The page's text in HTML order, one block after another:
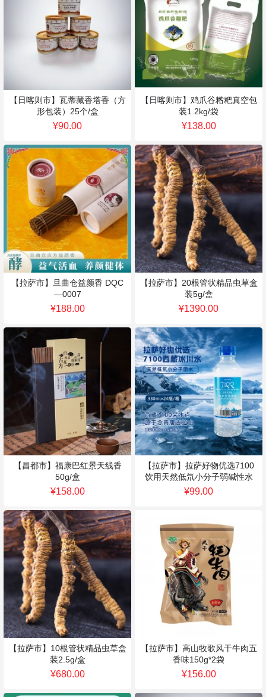
【日喀则市】瓦蒂藏香塔香（方
形包装）25个/盒
¥90.00
【日喀则市】鸡爪谷糌粑真空包
装1.2kg/袋
¥138.00
【拉萨市】旦曲仓益颜香 DQC
—0007
¥188.00
【拉萨市】20根管状精品虫草盒
装5g/盒
¥1390.00
【昌都市】福康巴红景天线香
50g/盒
¥158.00
【拉萨市】拉萨好物优选7100
饮用天然低氘小分子弱碱性水
330ml*24瓶/箱
¥99.00
【拉萨市】10根管状精品虫草盒
装2.5g/盒
¥680.00
【拉萨市】高山牧歌风干牛肉五
香味150g*2袋
¥156.00